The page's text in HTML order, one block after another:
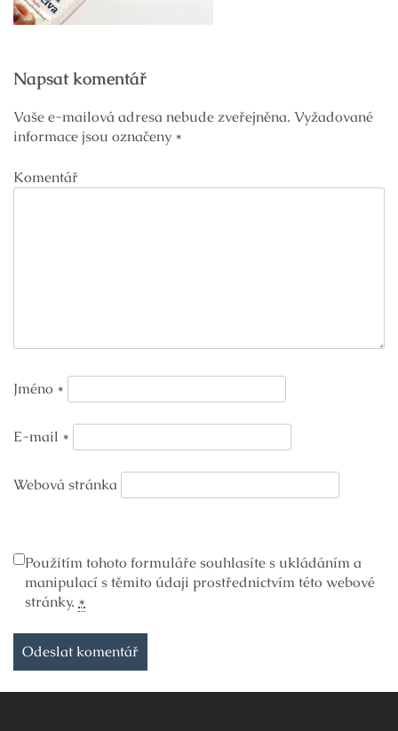
pro
příspěvek
Napsat komentář
Vaše e-mailová adresa nebude zveřejněna. Vyžadované
informace jsou označeny *
Komentář
Jméno *
E-mail *
Webová stránka
Použitím tohoto formuláře souhlasíte s ukládáním a
manipulací s těmito údaji prostřednictvím této webové
stránky. *